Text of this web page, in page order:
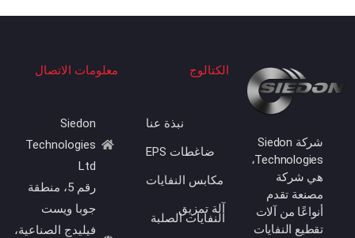
معلومات الاتصال
Siedon
Technologies
رقم 5، منطقة
جوبا ويست
فيليدج الصناعية،
الكتالوج
نبذة عنا
ضاغطات EPS
مكابس النفايات
آلة تمزيق
النفايات الصلبة
شركة Siedon
Technologies،
هي شركة
مصنعة تقدم
أنواعًا من آلات
تقطيع النفايات